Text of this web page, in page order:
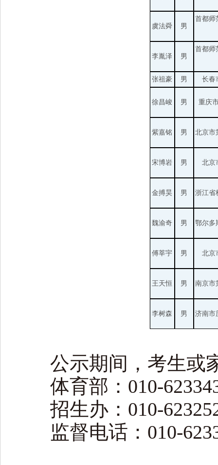
虞法舜 男
首都师
李胤泽 男
首都师
张祖豪 男 长春
徐昌峻 男 重庆
紫嘉铭 男 北京市
宋博岩 男 北京
金搏昊 男 浙江省
魏渝奇 男 鄂尔多
傅莘宇 男 北京
王天恒 男 南京市
李树森 男 济南市
公示期间，考生或
体育部：010-
招生办：010-
监督电话：010-